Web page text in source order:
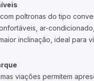
poltronas do tipo
ar-
inclinação, ideal para
viações permitem